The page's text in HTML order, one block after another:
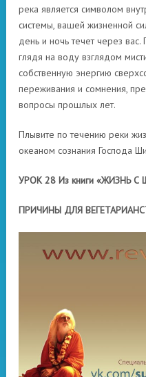
река является символом
системы, вашей жизненной
день и ночь течет через
глядя на воду взглядом
собственную энергию
переживания и сомнения,
вопросы прошлых лет.
Плывите по течению реки
океаном сознания Господа
УРОК 28 Из книги «ЖИЗНЬ С
ПРИЧИНЫ ДЛЯ